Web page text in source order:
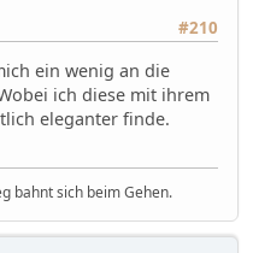
#210
ein wenig an die
ich diese mit ihrem
eleganter finde.
bahnt sich beim Gehen.